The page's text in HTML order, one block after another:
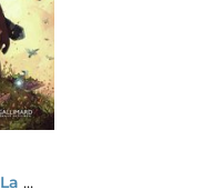
Lightfall Tome 1 : La Derniere Flamme